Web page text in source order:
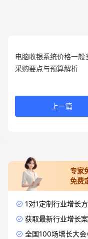
电脑收银系统价格一般
采购要点与预算解析
上一篇
专家
免费
1对1定制行业增长
获取最新行业增长
全国100场增长大